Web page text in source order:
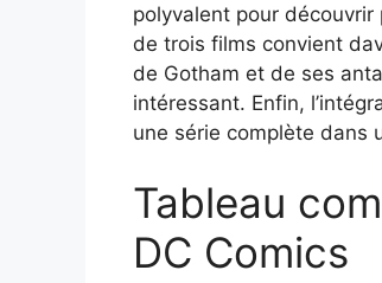
polyvalent pour découvrir
de trois films convient
de Gotham et de ses
intéressant. Enfin,
une série complète dans
Tableau
DC Comics